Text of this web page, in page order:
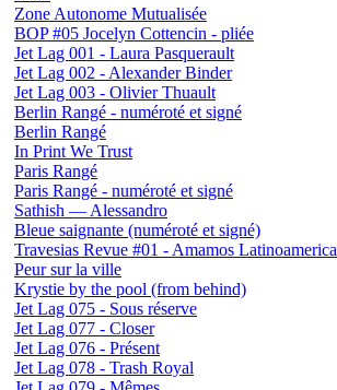
Zone Autonome Mutualisée
BOP #05 Jocelyn Cottencin - pliée
Jet Lag 001 - Laura Pasquerault
Jet Lag 002 - Alexander Binder
Jet Lag 003 - Olivier Thuault
Berlin Rangé - numéroté et signé
Berlin Rangé
In Print We Trust
Paris Rangé
Paris Rangé - numéroté et signé
Sathish — Alessandro
Bleue saignante (numéroté et signé)
Travesias Revue #01 - Amamos Latinoamerica
Peur sur la ville
Krystie by the pool (from behind)
Jet Lag 075 - Sous réserve
Jet Lag 077 - Closer
Jet Lag 076 - Présent
Jet Lag 078 - Trash Royal